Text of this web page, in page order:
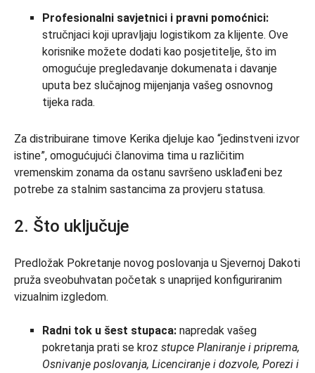
Profesionalni savjetnici i pravni pomoćnici:
stručnjaci koji upravljaju logistikom za klijente. Ove
korisnike možete dodati kao posjetitelje, što im
omogućuje pregledavanje dokumenata i davanje
uputa bez slučajnog mijenjanja vašeg osnovnog
tijeka rada.
Za distribuirane timove Kerika djeluje kao “jedinstveni izvor
istine”, omogućujući članovima tima u različitim
vremenskim zonama da ostanu savršeno usklađeni bez
potrebe za stalnim sastancima za provjeru statusa.
2. Što uključuje
Predložak Pokretanje novog poslovanja u Sjevernoj Dakoti
pruža sveobuhvatan početak s unaprijed konfiguriranim
vizualnim izgledom.
Radni tok u šest stupaca: napredak vašeg
pokretanja prati se kroz stupce Planiranje i priprema,
Osnivanje poslovanja, Licenciranje i dozvole, Porezi i